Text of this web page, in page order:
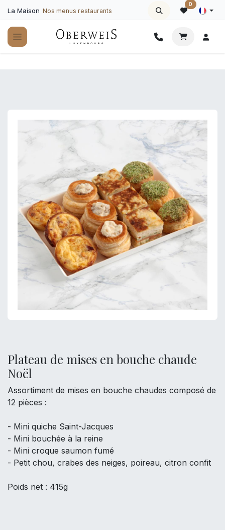
La Maison Nos menus restaurants
0
Plateau de mises en bouche chaude
Noël
Assortiment de mises en bouche chaudes composé de
12 pièces :
- Mini quiche Saint-Jacques
- Mini bouchée à la reine
- Mini croque saumon fumé
- Petit chou, crabes des neiges, poireau, citron confit
Poids net : 415g